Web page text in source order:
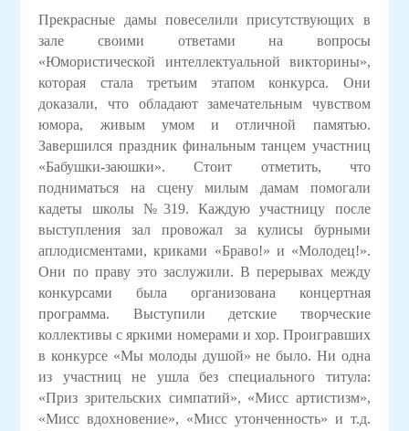
Прекрасные дамы повеселили присутствующих в
зале своими ответами на вопросы
«Юмористической интеллектуальной викторины»,
которая стала третьим этапом конкурса. Они
доказали, что обладают замечательным чувством
юмора, живым умом и отличной памятью.
Завершился праздник финальным танцем участниц
«Бабушки-заюшки». Стоит отметить, что
подниматься на сцену милым дамам помогали
кадеты школы №319. Каждую участницу после
выступления зал провожал за кулисы бурными
аплодисментами, криками «Браво!» и «Молодец!».
Они по праву это заслужили. В перерывах между
конкурсами была организована концертная
программа. Выступили детские творческие
коллективы с яркими номерами и хор. Проигравших
в конкурсе «Мы молоды душой» не было. Ни одна
из участниц не ушла без специального титула:
«Приз зрительских симпатий», «Мисс артистизм»,
«Мисс вдохновение», «Мисс утонченность» и т.д.